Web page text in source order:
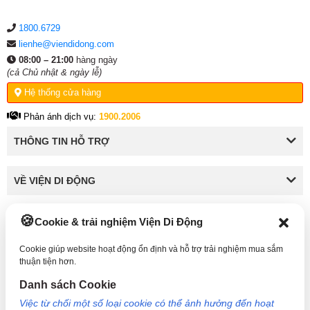
Cookie & trải nghiệm Viện Di Động
Cookie giúp website hoạt động ổn định và hỗ trợ trải nghiệm mua sắm
thuận tiện hơn.
Danh sách Cookie
Việc từ chối một số loại cookie có thể ảnh hưởng đến hoạt
1800.6729
lienhe@viendidong.com
08:00 – 21:00 hàng ngày
(cả Chủ nhật & ngày lễ)
Hệ thống cửa hàng
Phản ánh dịch vụ: 1900.2006
THÔNG TIN HỖ TRỢ
VỀ VIỆN DI ĐỘNG
KẾT NỐI VỚI VIỆN DI ĐỘNG